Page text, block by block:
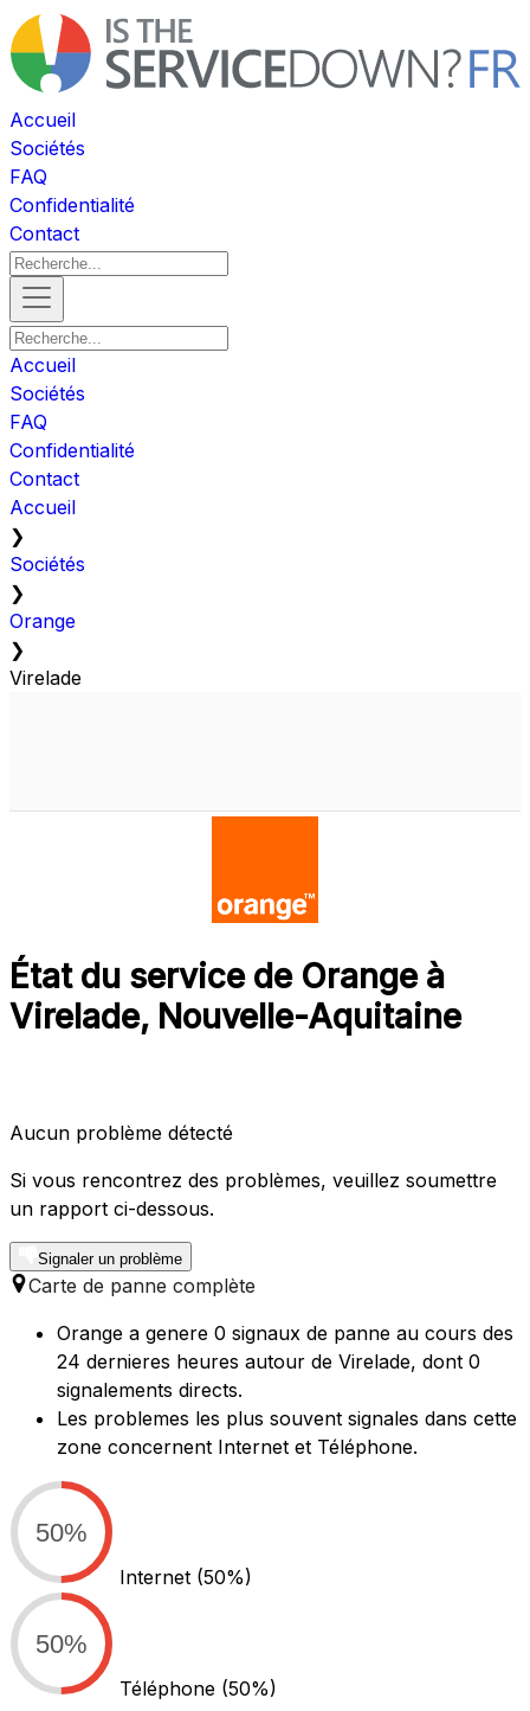
Accueil
Sociétés
FAQ
Confidentialité
Contact
Accueil
Sociétés
FAQ
Confidentialité
Contact
Accueil
❯
Sociétés
❯
Orange
❯
Virelade
État du service de Orange à
Virelade, Nouvelle-Aquitaine
Aucun problème détecté
Si vous rencontrez des problèmes, veuillez soumettre
un rapport ci-dessous.
Signaler un problème
Carte de panne complète
Orange a genere 0 signaux de panne au cours des
24 dernieres heures autour de Virelade, dont 0
signalements directs.
Les problemes les plus souvent signales dans cette
zone concernent Internet et Téléphone.
50%
Internet (50%)
50%
Téléphone (50%)